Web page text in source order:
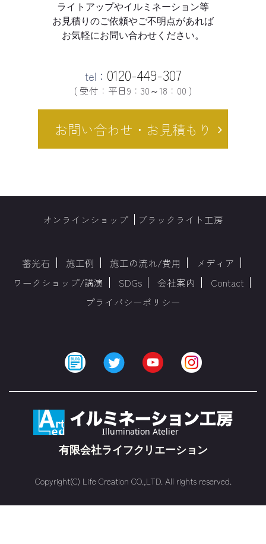
ライトアップやイルミネーション等
お見積りのご依頼やご不明点があれば
お気軽にお問い合わせください。
tel： 0120-449-307
( 受付：平日9：30～18：00 )
お問い合わせ・お見積もり
オンラインショップ ブラックライト工房
蓄光石 施工例 施工の流れ/費用
メディア
ワークショップ/講演
SDGs 会社案内
Contact
プライバシーポリシー
Copyright(C) Life Creation CO.,LTD. All rights reserved.